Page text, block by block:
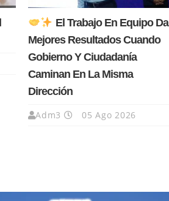
El Trabajo En Equipo Da
Mejores Resultados Cuando
Gobierno Y Ciudadanía
Caminan En La Misma
Dirección
Adm3 05 Ago 2026